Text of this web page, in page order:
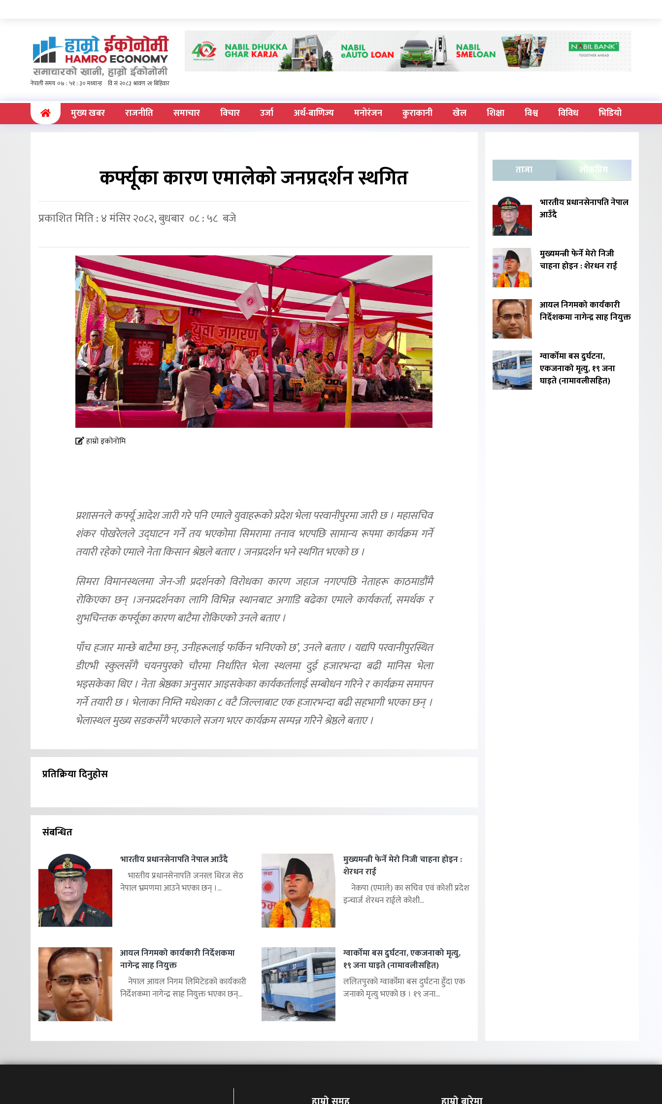
(current)मुख्य खबर राजनीति समाचार विचार उर्जा अर्थ-बाणिज्य मनोरंजन कुराकानी खेल शिक्षा विश्व विविध भिडियो
कर्फ्यूका कारण एमालेको जनप्रदर्शन स्थगित
प्रकाशित मिति : ४ मंसिर २०८२, बुधबार ०८ : ५८ बजे
हाम्रो इकोनोमि
प्रशासनले कर्फ्यू आदेश जारी गरे पनि एमाले युवाहरूको प्रदेश भेला परवानीपुरमा जारी छ । महासचिव
शंकर पोखरेलले उद्घाटन गर्ने तय भएकोमा सिमरामा तनाव भएपछि सामान्य रूपमा कार्यक्रम गर्ने
तयारी रहेको एमाले नेता किसान श्रेष्ठले बताए । जनप्रदर्शन भने स्थगित भएको छ ।
सिमरा विमानस्थलमा जेन-जी प्रदर्शनको विरोधका कारण जहाज नगएपछि नेताहरू काठमाडौंमै
रोकिएका छन् ।जनप्रदर्शनका लागि विभिन्न स्थानबाट अगाडि बढेका एमाले कार्यकर्ता, समर्थक र
शुभचिन्तक कर्फ्यूका कारण बाटैमा रोकिएको उनले बताए ।
पाँच हजार मान्छे बाटैमा छन्, उनीहरूलाई फर्किन भनिएको छ’, उनले बताए । यद्यपि परवानीपुरस्थित
डीएभी स्कुलसँगै चयनपुरको चौरमा निर्धारित भेला स्थलमा दुई हजारभन्दा बढी मानिस भेला
भइसकेका थिए । नेता श्रेष्ठका अनुसार आइसकेका कार्यकर्तालाई सम्बोधन गरिने र कार्यक्रम समापन
गर्ने तयारी छ । भेलाका निम्ति मधेशका ८ वटै जिल्लाबाट एक हजारभन्दा बढी सहभागी भएका छन् ।
भेलास्थल मुख्य सडकसँगै भएकाले सजग भएर कार्यक्रम सम्पन्न गरिने श्रेष्ठले बताए ।
प्रतिक्रिया दिनुहोस
संबन्धित
भारतीय प्रधानसेनापति नेपाल आउँदै
भारतीय प्रधानसेनापति जनरल धिरज सेठ
नेपाल भ्रमणमा आउने भएका छन् ।...
मुख्यमन्त्री फेर्ने मेरो निजी चाहना होइन :
शेरधन राई
नेकपा (एमाले) का सचिव एवं कोशी प्रदेश
इन्चार्ज शेरधन राईले कोशी...
आयल निगमको कार्यकारी निर्देशकमा
नागेन्द्र साह नियुक्त
नेपाल आयल निगम लिमिटेडको कार्यकारी
निर्देशकमा नागेन्द्र साह नियुक्त भएका छन्...
ग्वार्कोमा बस दुर्घटना, एकजनाको मृत्यु,
१९ जना घाइते (नामावलीसहित)
ललितपुरको ग्वार्कोमा बस दुर्घटना हुँदा एक
जनाको मृत्यु भएको छ । १९ जना...
ताजा लोकप्रिय
भारतीय प्रधानसेनापति नेपाल
आउँदै
मुख्यमन्त्री फेर्ने मेरो निजी
चाहना होइन : शेरधन राई
आयल निगमको कार्यकारी
निर्देशकमा नागेन्द्र साह नियुक्त
ग्वार्कोमा बस दुर्घटना,
एकजनाको मृत्यु, १९ जना
घाइते (नामावलीसहित)